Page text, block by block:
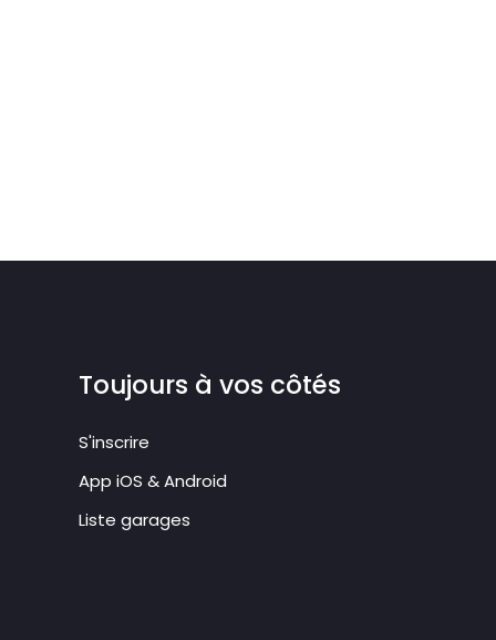
Toujours à vos côtés
S'inscrire
App iOS & Android
Liste garages